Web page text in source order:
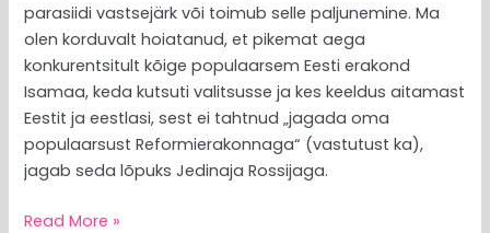
parasiidi vastsejärk või toimub selle paljunemine. Ma
olen korduvalt hoiatanud, et pikemat aega
konkurentsitult kõige populaarsem Eesti erakond
Isamaa, keda kutsuti valitsusse ja kes keeldus aitamast
Eestit ja eestlasi, sest ei tahtnud „jagada oma
populaarsust Reformierakonnaga“ (vastutust ka),
jagab seda lõpuks Jedinaja Rossijaga.
Read More »